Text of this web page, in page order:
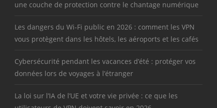
une couche de protection contre le chantage numérique
Les dangers du Wi-Fi public en 2026 : comment les VPN
vous protègent dans les hôtels, les aéroports et les cafés
Cybersécurité pendant les vacances d’été : protéger vos
données lors de voyages à l’étranger
La loi sur l’IA de l’UE et votre vie privée : ce que les